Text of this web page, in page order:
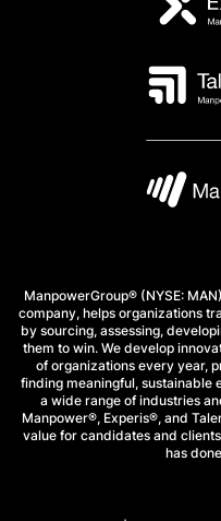
ManpowerGroup® (NYSE:
company, helps organizations
by sourcing, assessing,
them to win. We develop
of organizations every year,
finding meaningful, sustainable
a wide range of industries
Manpower®, Experis®, and
value for candidates and
has